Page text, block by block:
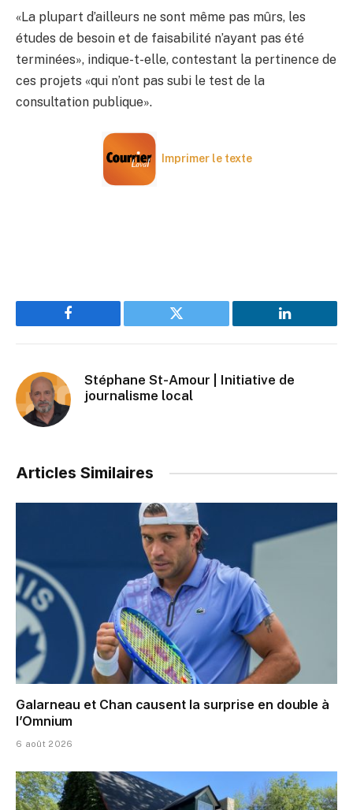
«La plupart d’ailleurs ne sont même pas mûrs, les
études de besoin et de faisabilité n’ayant pas été
terminées», indique-t-elle, contestant la pertinence de
ces projets «qui n’ont pas subi le test de la
consultation publique».
Imprimer le texte
Facebook Twitter LinkedIn
Stéphane St-Amour | Initiative de
journalisme local
Articles Similaires
Galarneau et Chan causent la surprise en double à
l’Omnium
6 août 2026